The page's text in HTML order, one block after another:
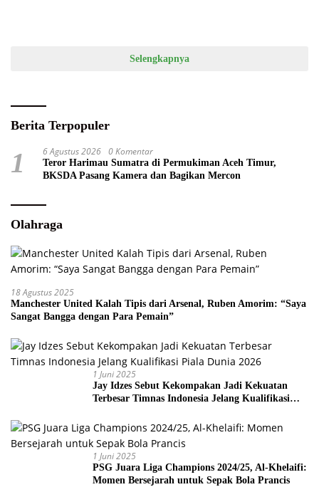
Selengkapnya
Berita Terpopuler
1 6 Agustus 2026 0 Komentar
Teror Harimau Sumatra di Permukiman Aceh Timur,
BKSDA Pasang Kamera dan Bagikan Mercon
Olahraga
18 Agustus 2025
Manchester United Kalah Tipis dari Arsenal, Ruben Amorim: “Saya
Sangat Bangga dengan Para Pemain”
1 Juni 2025
Jay Idzes Sebut Kekompakan Jadi Kekuatan
Terbesar Timnas Indonesia Jelang Kualifikasi
1 Juni 2025
PSG Juara Liga Champions 2024/25, Al-Khelaifi:
Momen Bersejarah untuk Sepak Bola Prancis